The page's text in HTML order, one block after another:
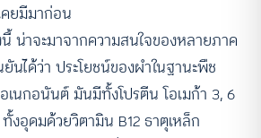
ยมีมาก่อน
น่าจะมาจากความสนใจของหลายภาค
ได้ว่า ประโยชน์ของผำในฐานะพืช
นกอนันต์ มันมีทั้งโปรตีน โอเมก้า 3, 6
งอุดมด้วยวิตามิน B12 ธาตุเหล็ก